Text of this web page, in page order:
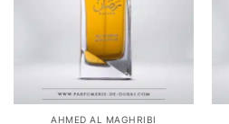
AHMED AL MAGHRIBI